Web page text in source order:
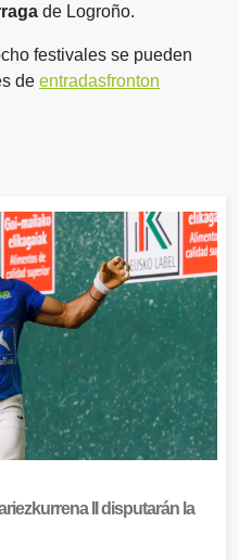
de Logroño.
festivales se pueden
de entradasfronton
II disputarán la